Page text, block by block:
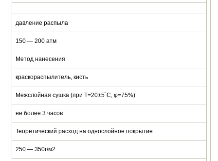
давление распыла
150 — 200 атм
Метод нанесения
краскораспылитель, кисть
Межслойная сушка (при Т=20±5˚C, φ=75%)
не более 3 часов
Теоретический расход на однослойное покрытие
250 — 350г/м2